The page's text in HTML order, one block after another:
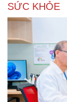
Sức khỏe
Dinh dưỡng -
Cây thuốc
Sản phụ khoa
Nhi khoa
SỨC KHỎE